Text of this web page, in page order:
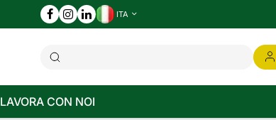
ITA
LAVORA CON NOI